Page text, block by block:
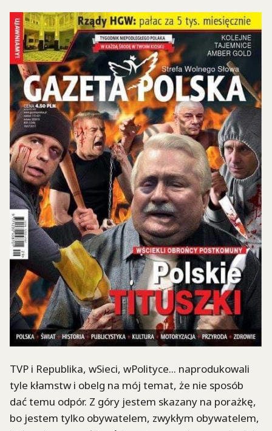
TVP i Republika, wSieci, wPolityce... naprodukowali
tyle kłamstw i obelg na mój temat, że nie sposób
dać temu odpór. Z góry jestem skazany na porażkę,
bo jestem tylko obywatelem, zwykłym obywatelem,